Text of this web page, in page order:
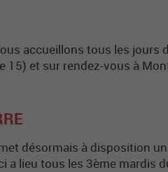
accueillons tous les jours
et sur rendez-vous à
désormais à disposition
a lieu tous les 3ème mardis